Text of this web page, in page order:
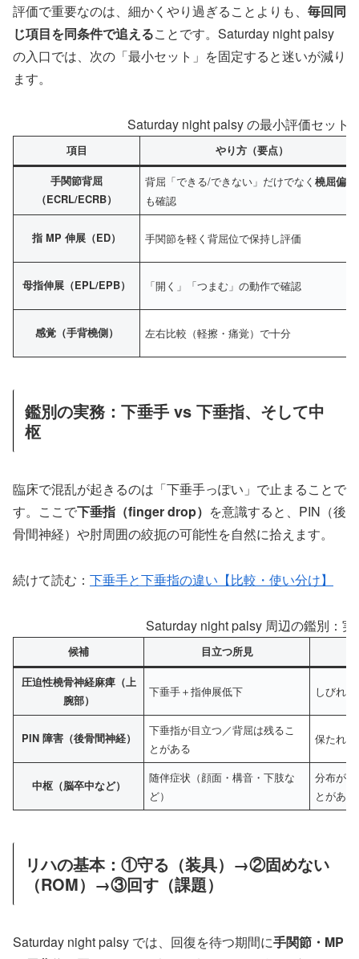
評価で重要なのは、細かくやり過ぎることよりも、 毎回同
じ項目を同条件で追えることです。Saturday night palsy
の入口では、次の「最小セット」を固定すると迷いが減り
ます。
Saturday night palsy の最小評価セット
項目 やり方（要点）
手関節背屈
（ECRL/ECRB）
背屈「できる/できない」だけでなく橈屈偏位
も確認
指 MP 伸展（ED） 手関節を軽く背屈位で保持し評価
母指伸展（EPL/EPB） 「開く」「つまむ」の動作で確認
感覚（手背橈側） 左右比較（軽擦・痛覚）で十分
鑑別の実務：下垂手 vs 下垂指、そして中
枢
臨床で混乱が起きるのは「下垂手っぽい」で止まることで
す。ここで下垂指（finger drop） を意識すると、PIN（後
骨間神経）や肘周囲の絞扼の可能性を自然に拾えます。
続けて読む： 下垂手と下垂指の違い【比較・使い分け】
Saturday night palsy 周辺の鑑別：
候補 目立つ所見
圧迫性橈骨神経麻痺（上
腕部）
下垂手＋指伸展低下 しびれ
PIN 障害（後骨間神経）
下垂指が目立つ／背屈は残るこ
とがある
保たれ
中枢（脳卒中など）
随伴症状（顔面・構音・下肢な
ど）
分布が
とがある
リハの基本：①守る（装具）→②固めない
（ROM）→③回す（課題）
Saturday night palsy では、回復を待つ期間に手関節・MP